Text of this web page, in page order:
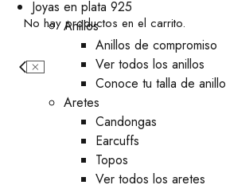
No hay productos en el carrito.
Joyas en plata 925
Anillos
Anillos de compromiso
Ver todos los anillos
Conoce tu talla de anillo
Aretes
⁠Candongas
Earcuffs
Topos
Ver todos los aretes